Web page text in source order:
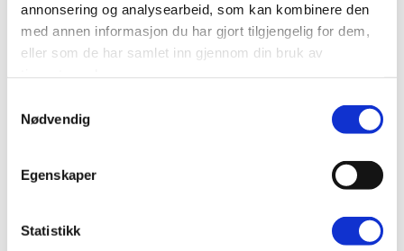
annonsering og analysearbeid, som kan kombinere den
med annen informasjon du har gjort tilgjengelig for dem,
eller som de har samlet inn gjennom din bruk av
Nødvendig
Egenskaper
Statistikk
Hva koster lystette rullegardiner?
Er et lystett rullegardin energibesparende?
Spesifikasjonen